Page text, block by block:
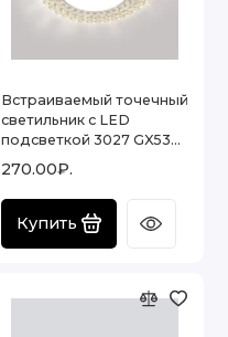
Встраиваемый точечный
светильник с LED
подсветкой 3027 GX53
270.00₽.
Купить